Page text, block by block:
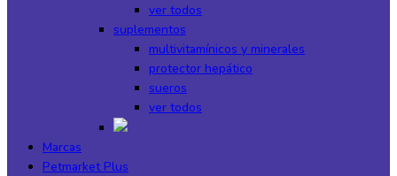
ver todos
suplementos
multivitamínicos y minerales
protector hepático
sueros
ver todos
Marcas
Petmarket Plus